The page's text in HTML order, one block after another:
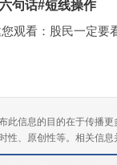
句话#短线操作
观看：股民一定要
此信息的目的在于传播
性、原创性等。相关信